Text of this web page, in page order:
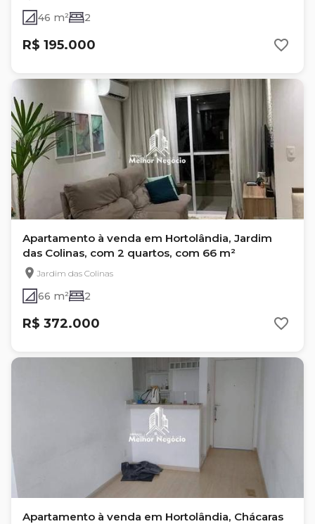
46 m² 2
R$ 195.000
Apartamento à venda em Hortolândia, Jardim
das Colinas, com 2 quartos, com 66 m²
Jardim das Colinas
66 m² 2
R$ 372.000
Apartamento à venda em Hortolândia, Chácaras